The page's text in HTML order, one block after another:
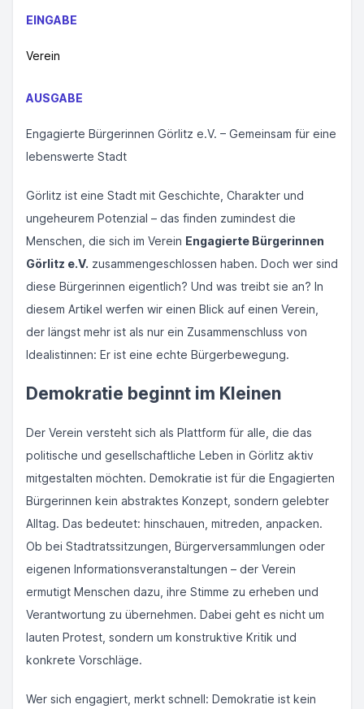
EINGABE
Verein
AUSGABE
Engagierte Bürgerinnen Görlitz e.V. – Gemeinsam für eine
lebenswerte Stadt
Görlitz ist eine Stadt mit Geschichte, Charakter und
ungeheurem Potenzial – das finden zumindest die
Menschen, die sich im Verein Engagierte Bürgerinnen
Görlitz e.V. zusammengeschlossen haben. Doch wer sind
diese Bürgerinnen eigentlich? Und was treibt sie an? In
diesem Artikel werfen wir einen Blick auf einen Verein,
der längst mehr ist als nur ein Zusammenschluss von
Idealistinnen: Er ist eine echte Bürgerbewegung.
Demokratie beginnt im Kleinen
Der Verein versteht sich als Plattform für alle, die das
politische und gesellschaftliche Leben in Görlitz aktiv
mitgestalten möchten. Demokratie ist für die Engagierten
Bürgerinnen kein abstraktes Konzept, sondern gelebter
Alltag. Das bedeutet: hinschauen, mitreden, anpacken.
Ob bei Stadtratssitzungen, Bürgerversammlungen oder
eigenen Informationsveranstaltungen – der Verein
ermutigt Menschen dazu, ihre Stimme zu erheben und
Verantwortung zu übernehmen. Dabei geht es nicht um
lauten Protest, sondern um konstruktive Kritik und
konkrete Vorschläge.
Wer sich engagiert, merkt schnell: Demokratie ist kein